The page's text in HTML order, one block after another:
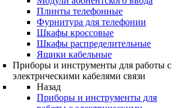
Плинты телефонные
Фурнитура для телефонии
Шкафы кроссовые
Шкафы распределительные
Ящики кабельные
Приборы и инструменты для работы с
электрическими кабелями связи
Назад
Приборы и инструменты для